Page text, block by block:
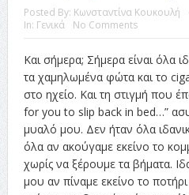
Posted By: Κωνσταντίνα Κουκουλή
In: Γενικά No Comments
Και σήμερα; Σήμερα είναι όλα
τα χαμηλωμένα φώτα και το
στο ηχείο. Και τη στιγμή που
for you to slip back in bed…”
μυαλό μου. Δεν ήταν όλα
όλα αν ακούγαμε εκείνο το
χωρίς να ξέρουμε τα βήματα.
μου αν πίναμε εκείνο το